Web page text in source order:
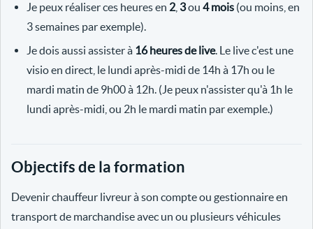
Je peux réaliser ces heures en 2 3ou4 mois (ou moins, en
3 semaines par exemple).
Je dois aussi assister à 16 heures de live. Le live c'est une
visio en direct, le lundi après-midi de 14h à 17h ou le
mardi matin de 9h00 à 12h. (Je peux n'assister qu'à 1h le
lundi après-midi, ou 2h le mardi matin par exemple.)
Objectifs de la formation
Devenir chauffeur livreur à son compte ou gestionnaire en
transport de marchandise avec un ou plusieurs véhicules